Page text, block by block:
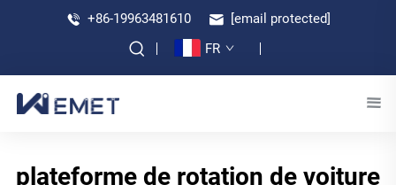
+86-19963481610
[email protected]
FR
plateforme de rotation de voiture